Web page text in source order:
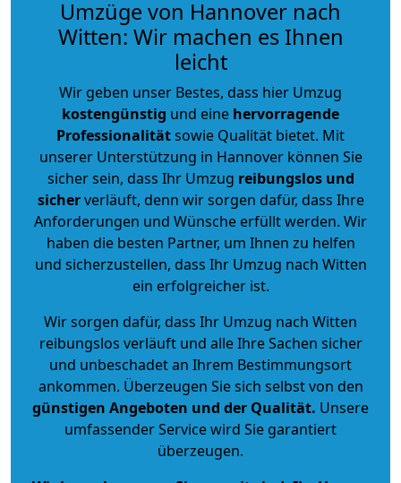
Umzüge von Hannover nach
Witten: Wir machen es Ihnen
leicht
Wir geben unser Bestes, dass hier Umzug
kostengünstig und eine hervorragende
Professionalitätsowie Qualität bietet. Mit
unserer Unterstützung in Hannover können Sie
sicher sein, dass Ihr Umzug reibungslos und
sicherverläuft, denn wir sorgen dafür, dass Ihre
Anforderungen und Wünsche erfüllt werden. Wir
haben die besten Partner, um Ihnen zu helfen
und sicherzustellen, dass Ihr Umzug nach Witten
ein erfolgreicher ist.
Wir sorgen dafür, dass Ihr Umzug nach Witten
reibungslos verläuft und alle Ihre Sachen sicher
und unbeschadet an Ihrem Bestimmungsort
ankommen. Überzeugen Sie sich selbst von den
günstigen Angeboten und der Qualität. Unsere
umfassender Service wird Sie garantiert
überzeugen.